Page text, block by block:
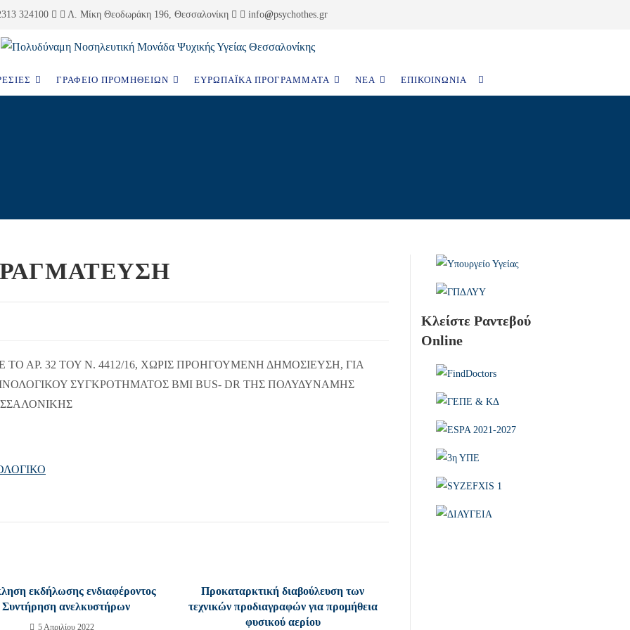
324100 Λ. Μίκη Θεοδωράκη 196, Θεσσαλονίκη info psychothes.gr
ΓΡΑΦΕΊΟ ΠΡΟΜΗΘΕΙΏΝ ΕΥΡΩΠΑΪΚΆ ΠΡΟΓΡΆΜΜΑΤΑ ΝΈΑ ΕΠΙΚΟΙΝΩΝΊΑ TOGGLE
ΑΡ. 32 ΤΟΥ Ν. 4412/16, ΧΩΡΙΣ ΠΡΟΗΓΟΥΜΕΝΗ ΔΗΜΟΣΙΕΥΣΗ, ΓΙΑ
ΣΥΓΚΡΟΤΗΜΑΤΟΣ ΒΜΙ BUS- DR ΤΗΣ ΠΟΛΥΔΥΝΑΜΗΣ
εκδήλωσης ενδιαφέροντος
Συντήρηση ανελκυστήρων
5 Απριλίου 2022
Προκαταρκτική διαβούλευση των
τεχνικών προδιαγραφών για προμήθεια
φυσικού αερίου
Κλείστε Ραντεβού
Online